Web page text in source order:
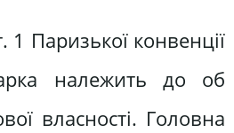
1 Паризької конвенції
належить до об
власності. Головна